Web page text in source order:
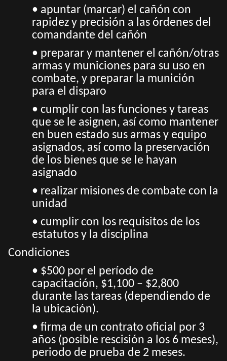
• apuntar (marcar) el cañón con
rapidez y precisión a las órdenes del
comandante del cañón
• preparar y mantener el cañón/otras
armas y municiones para su uso en
combate, y preparar la munición
para el disparo
• cumplir con las funciones y tareas
que se le asignen, así como mantener
en buen estado sus armas y equipo
asignados, así como la preservación
de los bienes que se le hayan
asignado
• realizar misiones de combate con la
unidad
• cumplir con los requisitos de los
estatutos y la disciplina
Condiciones
• $500 por el período de
capacitación, $1,100 – $2,800
durante las tareas (dependiendo de
la ubicación).
• firma de un contrato oficial por 3
años (posible rescisión a los 6 meses),
periodo de prueba de 2 meses.